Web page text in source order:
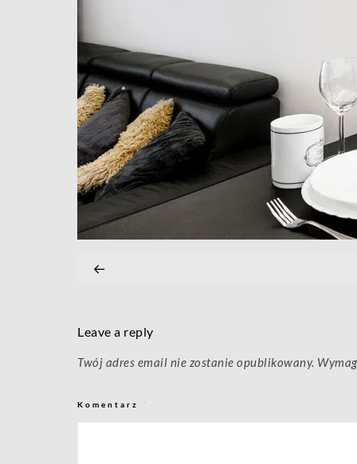
Leave a reply
Twój adres email nie zostanie opublikowany.
Komentarz *